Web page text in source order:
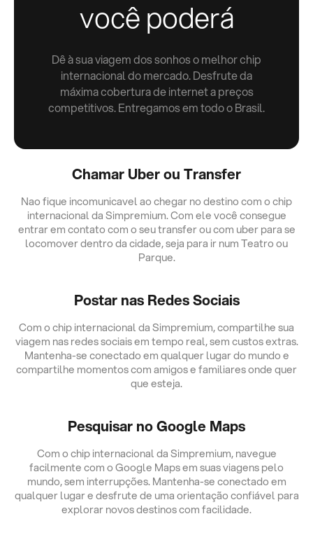
você poderá
Dê à sua viagem dos sonhos o melhor chip
internacional do mercado. Desfrute da
máxima cobertura de internet a preços
competitivos. Entregamos em todo o Brasil.
Chamar Uber ou Transfer
Nao fique incomunicavel ao chegar no destino com o chip
internacional da Simpremium. Com ele você consegue
entrar em contato com o seu transfer ou com uber para se
locomover dentro da cidade, seja para ir num Teatro ou
Parque.
Postar nas Redes Sociais
Com o chip internacional da Simpremium, compartilhe sua
viagem nas redes sociais em tempo real, sem custos extras.
Mantenha-se conectado em qualquer lugar do mundo e
compartilhe momentos com amigos e familiares onde quer
que esteja.
Pesquisar no Google Maps
Com o chip internacional da Simpremium, navegue
facilmente com o Google Maps em suas viagens pelo
mundo, sem interrupções. Mantenha-se conectado em
qualquer lugar e desfrute de uma orientação confiável para
explorar novos destinos com facilidade.